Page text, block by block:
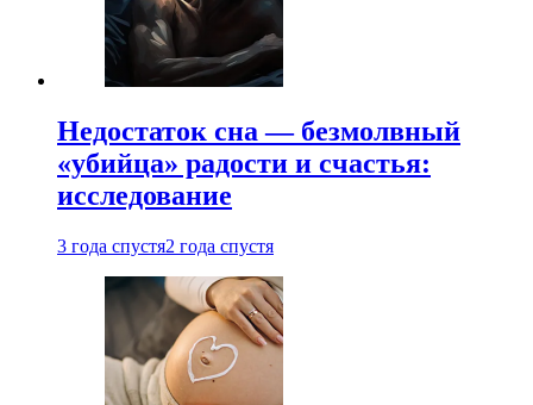
Недостаток сна — безмолвный
«убийца» радости и счастья:
исследование
3 года спустя2 года спустя